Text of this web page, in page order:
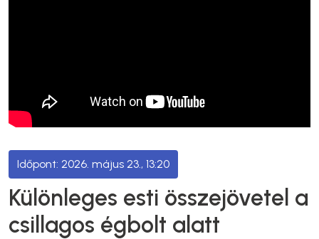
2026. május 23., 13:20
Különleges esti összejövetel a
csillagos égbolt alatt